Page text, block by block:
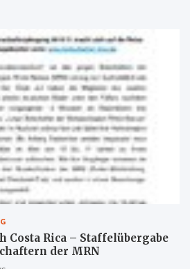
Costa Rica – Staffelübergabe
der MRN